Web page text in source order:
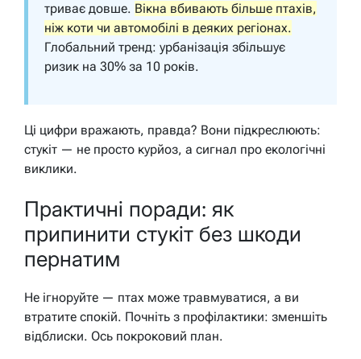
триває довше. Вікна вбивають більше птахів,
ніж коти чи автомобілі в деяких регіонах.
Глобальний тренд: урбанізація збільшує
ризик на 30% за 10 років.
Ці цифри вражають, правда? Вони підкреслюють:
стукіт — не просто курйоз, а сигнал про екологічні
виклики.
Практичні поради: як
припинити стукіт без шкоди
пернатим
Не ігноруйте — птах може травмуватися, а ви
втратите спокій. Почніть з профілактики: зменшіть
відблиски. Ось покроковий план.